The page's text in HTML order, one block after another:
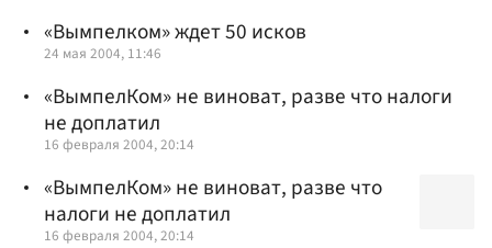
«Вымпелком» ждет 50 исков
24 мая 2004, 11:46
«ВымпелКом» не виноват, разве что налоги
не доплатил
16 февраля 2004, 20:14
«ВымпелКом» не виноват, разве что
налоги не доплатил
16 февраля 2004, 20:14